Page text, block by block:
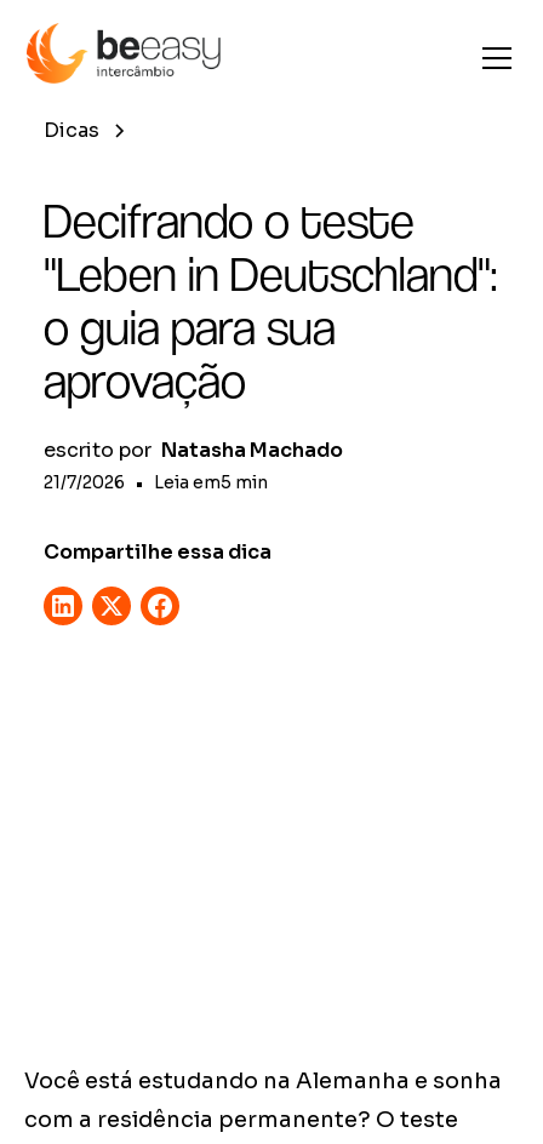
Dicas
Decifrando o teste
"Leben in Deutschland":
o guia para sua
aprovação
escrito por Natasha Machado
21/7/2026 • Leia em5 min
Compartilhe essa dica
Você está estudando na Alemanha e sonha
com a residência permanente? O teste